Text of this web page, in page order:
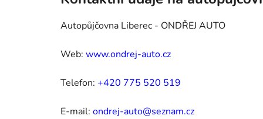
Autopůjčovna Liberec - ONDŘEJ AUTO
Web: www.ondrej-auto.cz
Telefon: +420 775 520 519
E-mail: ondrej-auto@seznam.cz